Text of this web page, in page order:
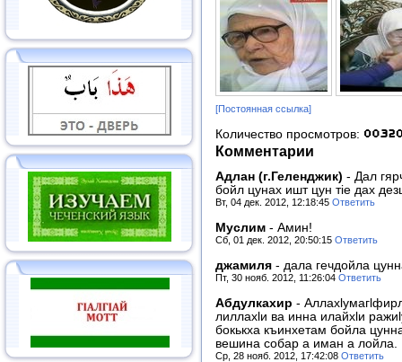
[Постоянная ссылка]
Количество просмотров:
Комментарии
Адлан (г.Геленджик) - Дал
бойл цунах ишт цун тiе дах
Вт, 04 дек. 2012, 12:18:45 Ответить
Муслим - Амин!
Сб, 01 дек. 2012, 20:50:15 Ответить
джамиля - дала гечдойла
Пт, 30 нояб. 2012, 11:26:04 Ответить
Абдулкахир -
лиллахlи ва инна илайхlи
бокькха къинхетам бойла
вешина собар а иман а лойла.
Ср, 28 нояб. 2012, 17:42:08 Ответить